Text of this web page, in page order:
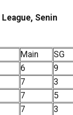
Senin
Main
SG
6
9
7
3
7
5
7
3